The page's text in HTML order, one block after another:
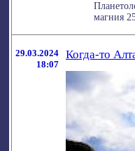
магния
29.03.2024
18:07
Когда-то